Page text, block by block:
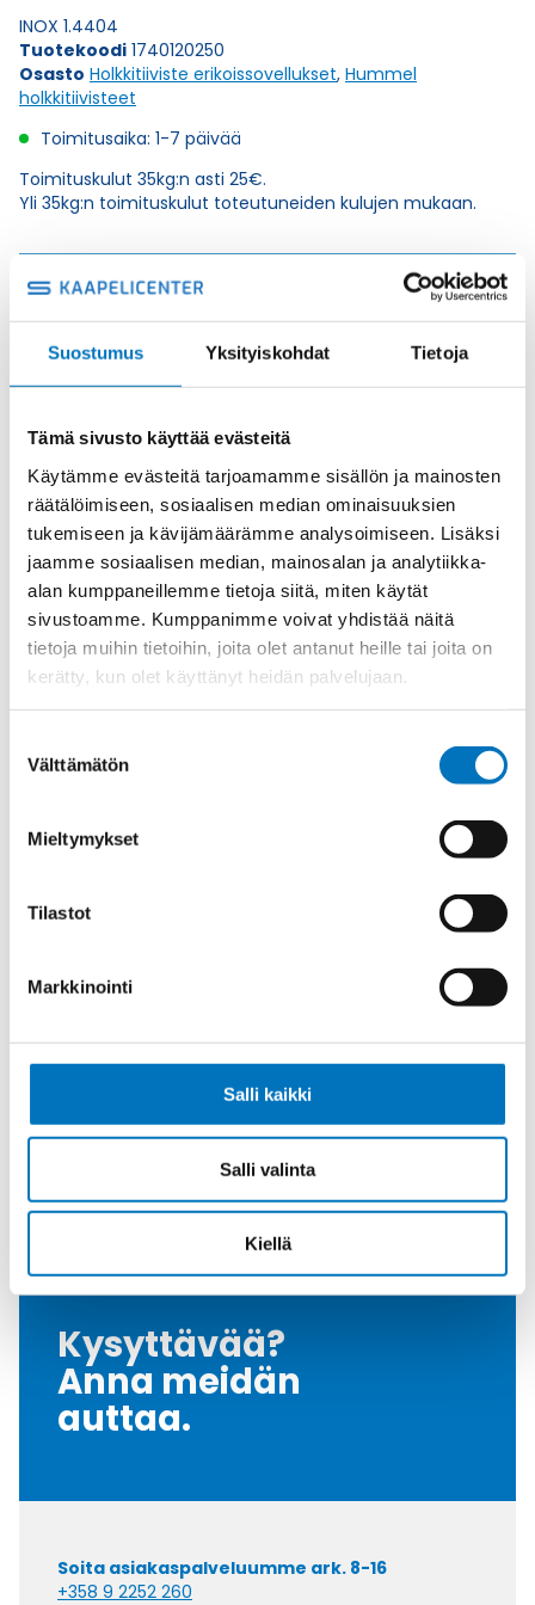
Suostumus Yksityiskohdat Tietoja
Tämä sivusto käyttää evästeitä
Käytämme evästeitä tarjoamamme sisällön ja mainosten
räätälöimiseen, sosiaalisen median ominaisuuksien
tukemiseen ja kävijämäärämme analysoimiseen. Lisäksi
jaamme sosiaalisen median, mainosalan ja analytiikka-
alan kumppaneillemme tietoja siitä, miten käytät
sivustoamme. Kumppanimme voivat yhdistää näitä
tietoja muihin tietoihin, joita olet antanut heille tai joita on
kerätty, kun olet käyttänyt heidän palvelujaan.
valinta
Välttämätön
Mieltymykset
Tilastot
Markkinointi
Salli kaikki
Salli valinta
Kiellä
x
1,5
HOLKKITIIVISTE
määrä
INOX 1.4404
Tuotekoodi 1740120250
Osasto Holkkitiiviste erikoissovellukset, Hummel
holkkitiivisteet
Toimitusaika: 1-7 päivää
Toimituskulut 35kg:n asti 25€.
Yli 35kg:n toimituskulut toteutuneiden kulujen mukaan.
Hummel Ag
Kierteen Pituus
Materiaali
INOX 1.4404
Kierre
Metr.
Ulkokierre Ag
M 12 x 1,5
Normen
EMV;M
Min [C]
-40
Max [C]
Kotelointiluokka
IP 68
[Mm]
14
3,5 - 6,5 mm
Halkaisija Max.
[Mm]
Tiiviste
HD-enclosure: VMQ (silicone), blue
(similar RAL 5017)
[Nm]
Myyntierä
50
Kysyttävää?
Anna meidän
auttaa.
Soita asiakaspalveluumme ark. 8-16
+358 9 2252 260